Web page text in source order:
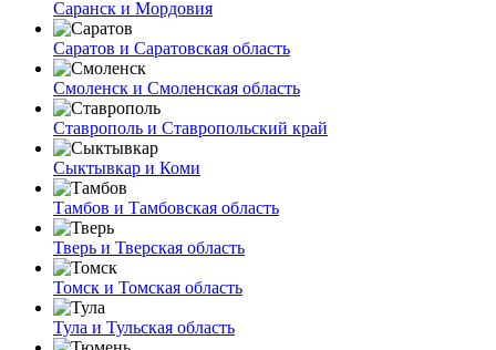
Саранск и Мордовия
Саратов и Саратовская область
Смоленск и Смоленская область
Ставрополь и Ставропольский край
Сыктывкар и Коми
Тамбов и Тамбовская область
Тверь и Тверская область
Томск и Томская область
Тула и Тульская область